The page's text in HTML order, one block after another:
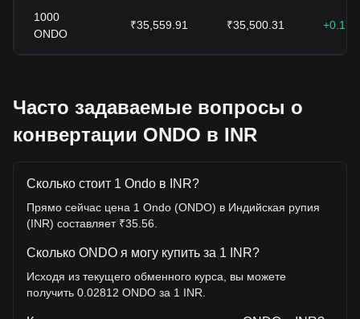
1000
ONDO
₹35,559.91 ₹35,500.31
Часто задаваемые вопросы о
конвертации ONDO в INR
Сколько стоит 1 Ondo в INR?
Прямо сейчас цена 1 Ondo (ONDO) в Индийская рупия
(INR) составляет ₹35.56.
Сколько ONDO я могу купить за 1 INR?
Исходя из текущего обменного курса, вы можете
получить 0.02812 ONDO за 1 INR.